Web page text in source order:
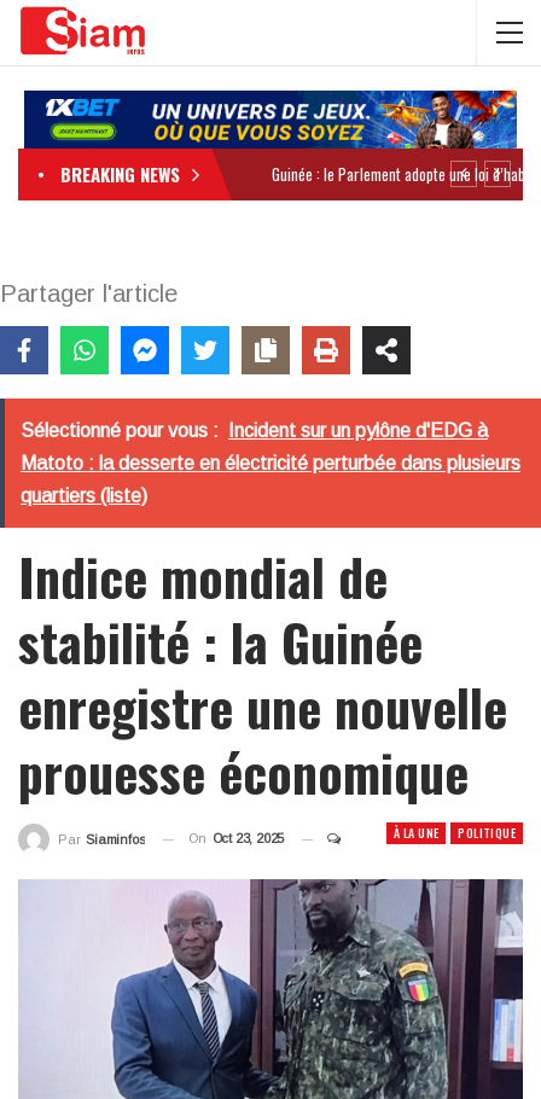
BREAKING NEWS
Partager l'article
Sélectionné pour vous :
Incident sur un pylône d'EDG à
Matoto : la desserte en électricité perturbée dans plusieurs
quartiers (liste)
Indice mondial de
stabilité : la Guinée
enregistre une nouvelle
prouesse économique
À LA UNE POLITIQUE
Par Siaminfos On Oct 23, 2025